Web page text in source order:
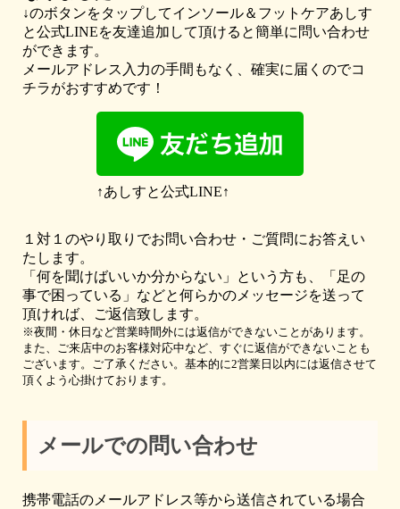
↓のボタンをタップしてインソール＆フットケアあしす
と公式LINEを友達追加して頂けると簡単に問い合わせ
ができます。
メールアドレス入力の手間もなく、確実に届くのでコ
チラがおすすめです！
↑あしすと公式LINE↑
１対１のやり取りでお問い合わせ・ご質問にお答えい
たします。
「何を聞けばいいか分からない」という方も、「足の
事で困っている」などと何らかのメッセージを送って
頂ければ、ご返信致します。
※夜間・休日など営業時間外には返信ができないことがあります。
また、ご来店中のお客様対応中など、すぐに返信ができないことも
ございます。ご了承ください。基本的に2営業日以内には返信させて
頂くよう心掛けております。
メールでの問い合わせ
携帯電話のメールアドレス等から送信されている場合